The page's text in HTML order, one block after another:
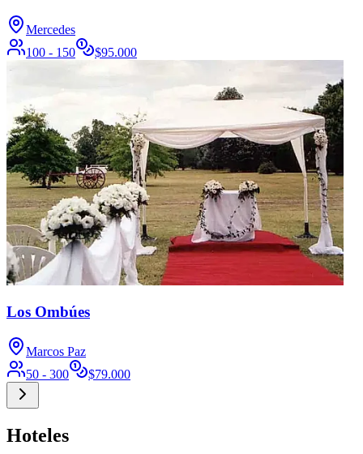
Mercedes
100 - 150
$95.000
Los Ombúes
Marcos Paz
50 - 300
$79.000
Hoteles